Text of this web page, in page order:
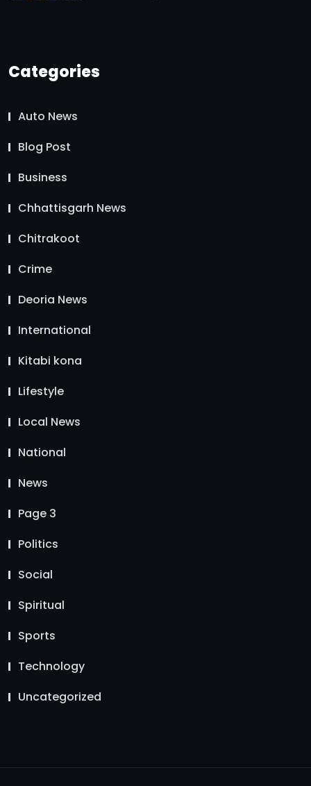
Categories
Auto News
Blog Post
Business
Chhattisgarh News
Chitrakoot
Crime
Deoria News
International
Kitabi kona
Lifestyle
Local News
National
News
Page 3
Politics
Social
Spiritual
Sports
Technology
Uncategorized